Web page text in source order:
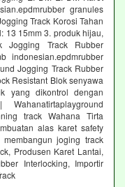
granules
Track Korosi Tahan
13 15mm 3. produk hijau,
Jogging Track Rubber
indonesian.epdmrubber
Jogging Track Rubber
Resistant Blok senyawa
yang dikontrol dengan
track Wahana Tirta
alas karet safety
joging track
Produsen Karet Lantai,
Interlocking, Importir